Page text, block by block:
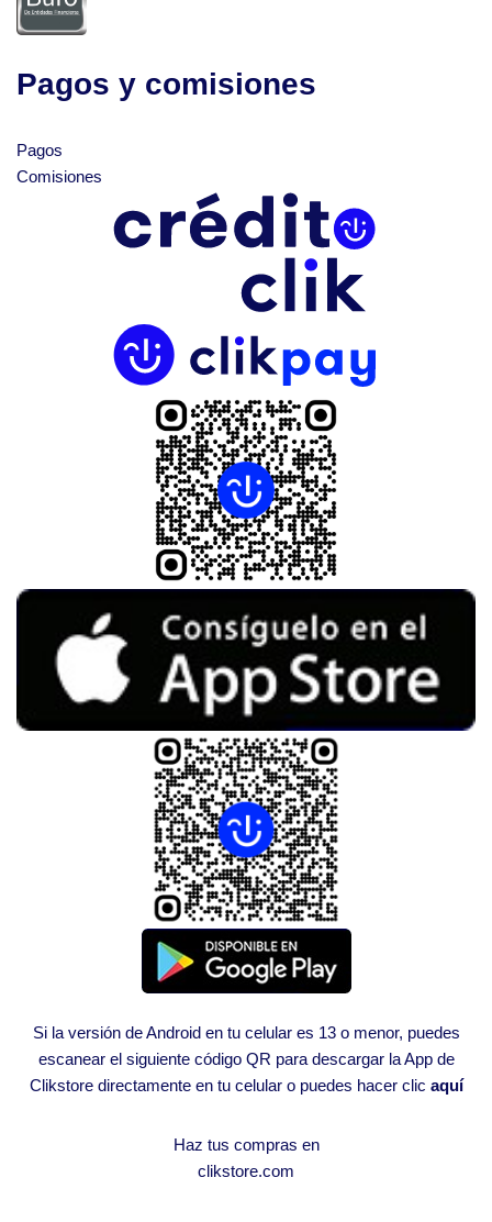
Pagos y comisiones
Pagos
Comisiones
Si la versión de Android en tu celular es 13 o menor, puedes
escanear el siguiente código QR para descargar la App de
Clikstore directamente en tu celular o puedes hacer clic aquí
Haz tus compras en
clikstore.com